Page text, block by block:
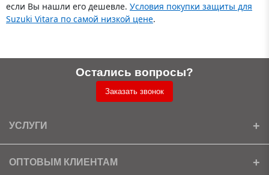
если Вы нашли его дешевле. Условия покупки защиты для
Suzuki Vitara по самой низкой цене.
Остались вопросы?
Заказать звонок
УСЛУГИ
Установка
ОПТОВЫМ КЛИЕНТАМ